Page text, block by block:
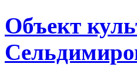
Объект